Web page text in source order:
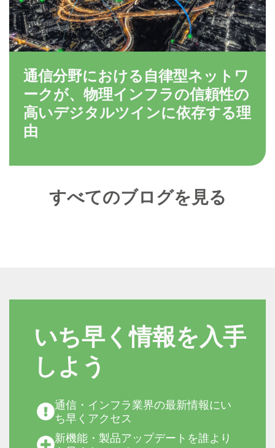
通信分野における自律型ネットワ
ークが、物理インフラの信頼性の
高いデジタルツインに依存する理
由
すべてのブログを見る
いち早く情報を入手
しよう
通信・インフラ業界の最新情報にい
ち早くアクセス
新機能・製品アップデートを誰より